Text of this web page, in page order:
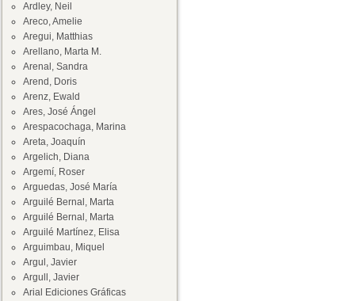
Ardley, Neil
Areco, Amelie
Aregui, Matthias
Arellano, Marta M.
Arenal, Sandra
Arend, Doris
Arenz, Ewald
Ares, José Ángel
Arespacochaga, Marina
Areta, Joaquín
Argelich, Diana
Argemí, Roser
Arguedas, José María
Arguilé Bernal, Marta
Arguilé Bernal, Marta
Arguilé Martínez, Elisa
Arguimbau, Miquel
Argul, Javier
Argull, Javier
Arial Ediciones Gráficas